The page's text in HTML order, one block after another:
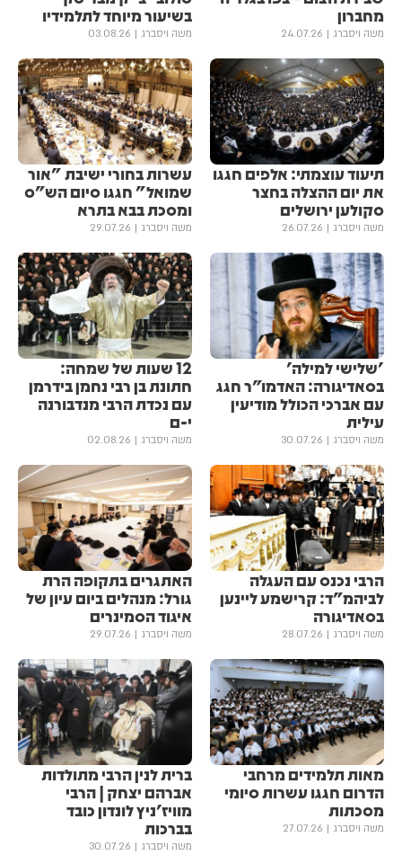
מחברון
משה ויסברג 24.07.26
בשיעור מיוחד לתלמידיו
משה ויסברג 03.08.26
תיעוד עוצמתי: אלפים חגגו
את יום ההצלה בחצר
סקולען ירושלים
משה ויסברג 26.07.26
עשרות בחורי ישיבת "אור
שמואל" חגגו סיום הש"ס
ומסכת בבא בתרא
משה ויסברג 29.07.26
'שלישי למילה'
בסאדיגורה: האדמו"ר חגג
עם אברכי הכולל מודיעין
עילית
משה ויסברג 30.07.26
12 שעות של שמחה:
חתונת בן רבי נחמן בידרמן
עם נכדת הרבי מנדבורנה
י-ם
משה ויסברג 02.08.26
הרבי נכנס עם העגלה
לביהמ"ד: קרישמע ליינען
בסאדיגורה
משה ויסברג 28.07.26
האתגרים בתקופה הרת
גורל: מנהלים ביום עיון של
איגוד הסמינרים
משה ויסברג 29.07.26
מאות תלמידים מרחבי
הדרום חגגו עשרות סיומי
מסכתות
משה ויסברג 27.07.26
ברית לנין הרבי מתולדות
אברהם יצחק | הרבי
מוויז'ניץ לונדון כובד
בברכות
משה ויסברג 30.07.26